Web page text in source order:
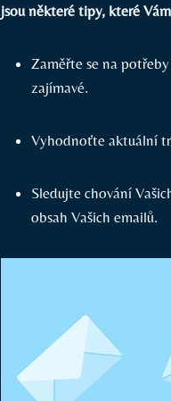
jsou některé tipy, které
Zaměřte se na
zajímavé.
Vyhodnoťte aktuální
Sledujte chování
obsah Vašich emailů.